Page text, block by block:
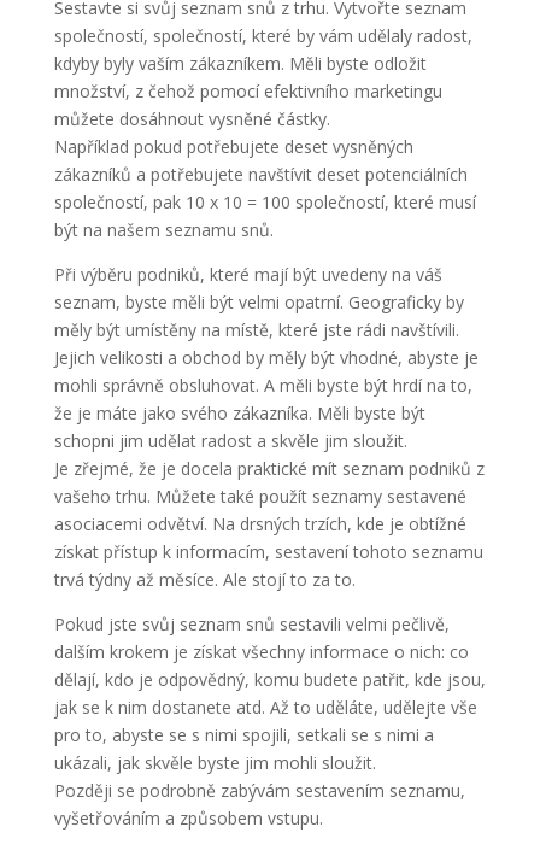
Sestavte si svůj seznam snů z trhu. Vytvořte seznam
společností, společností, které by vám udělaly radost,
kdyby byly vaším zákazníkem. Měli byste odložit
množství, z čehož pomocí efektivního marketingu
můžete dosáhnout vysněné částky.
Například pokud potřebujete deset vysněných
zákazníků a potřebujete navštívit deset potenciálních
společností, pak 10 x 10 = 100 společností, které musí
být na našem seznamu snů.
Při výběru podniků, které mají být uvedeny na váš
seznam, byste měli být velmi opatrní. Geograficky by
měly být umístěny na místě, které jste rádi navštívili.
Jejich velikosti a obchod by měly být vhodné, abyste je
mohli správně obsluhovat. A měli byste být hrdí na to,
že je máte jako svého zákazníka. Měli byste být
schopni jim udělat radost a skvěle jim sloužit.
Je zřejmé, že je docela praktické mít seznam podniků z
vašeho trhu. Můžete také použít seznamy sestavené
asociacemi odvětví. Na drsných trzích, kde je obtížné
získat přístup k informacím, sestavení tohoto seznamu
trvá týdny až měsíce. Ale stojí to za to.
Pokud jste svůj seznam snů sestavili velmi pečlivě,
dalším krokem je získat všechny informace o nich: co
dělají, kdo je odpovědný, komu budete patřit, kde jsou,
jak se k nim dostanete atd. Až to uděláte, udělejte vše
pro to, abyste se s nimi spojili, setkali se s nimi a
ukázali, jak skvěle byste jim mohli sloužit.
Později se podrobně zabývám sestavením seznamu,
vyšetřováním a způsobem vstupu.